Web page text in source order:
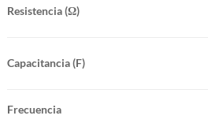
Resistencia (Ω)
Capacitancia (F)
Frecuencia